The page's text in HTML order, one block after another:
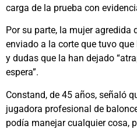
carga de la prueba con
Por su parte, la mujer agredida
enviado a la corte que tuvo
y dudas que la han dejado
espera”.
Constand, de 45 años, señaló
jugadora profesional de
podía manejar cualquier cosa,